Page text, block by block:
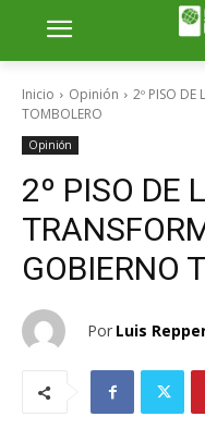
Inicio Opinión
2º PISO DE
TOMBOLERO
Opinión
2º PISO DE
GOBIERNO
Por Luis